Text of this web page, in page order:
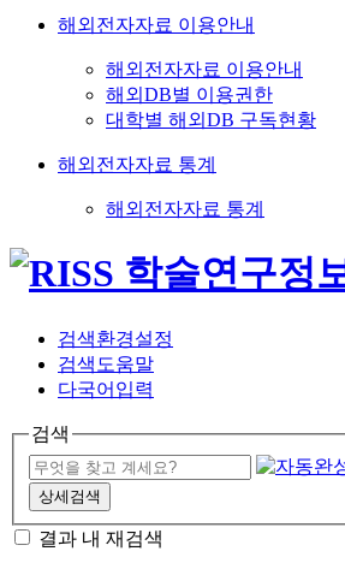
해외전자자료 이용안내
해외전자자료 이용안내
해외DB별 이용권한
대학별 해외DB 구독현황
해외전자자료 통계
해외전자자료 통계
검색환경설정
검색도움말
다국어입력
검색
상세검색
결과 내 재검색